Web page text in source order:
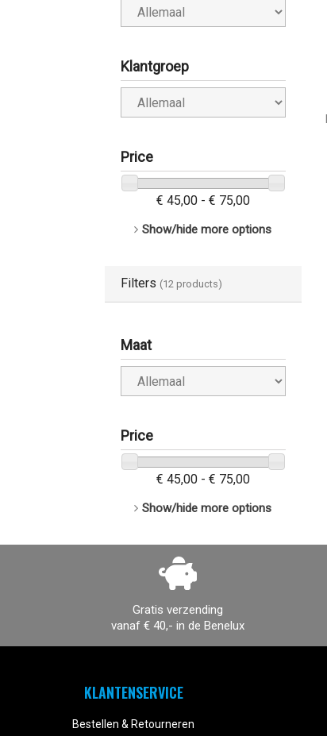
Klantgroep
Price
€ 45,00 - € 75,00
Show/hide more options
Filters (12 products)
Maat
Price
€ 45,00 - € 75,00
Show/hide more options
Gratis verzending
vanaf € 40,- in de Benelux
KLANTENSERVICE
Bestellen & Retourneren